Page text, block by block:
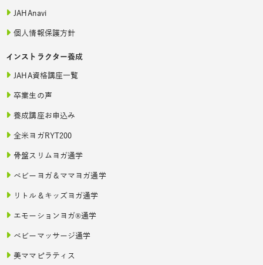
JAHAnavi
個人情報保護方針
インストラクター養成
JAHA資格講座一覧
卒業生の声
養成講座お申込み
全米ヨガRYT200
骨盤スリムヨガ通学
ベビーヨガ＆ママヨガ通学
リトル＆キッズヨガ通学
エモーションヨガ®通学
ベビーマッサージ通学
美ママピラティス